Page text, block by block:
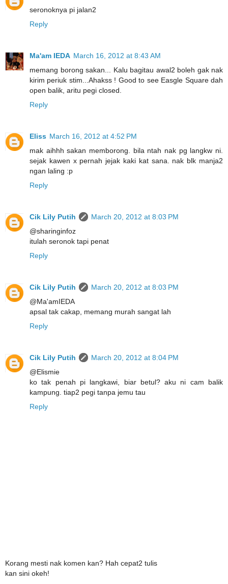
seronoknya pi jalan2
Reply
Ma'am IEDA March 16, 2012 at 8:43 AM
memang borong sakan... Kalu bagitau awal2 boleh gak nak
kirim periuk stim...Ahakss ! Good to see Easgle Square dah
open balik, aritu pegi closed.
Reply
Eliss March 16, 2012 at 4:52 PM
mak aihhh sakan memborong. bila ntah nak pg langkw ni.
sejak kawen x pernah jejak kaki kat sana. nak blk manja2
ngan laling :p
Reply
Cik Lily Putih
March 20, 2012 at 8:03 PM
@sharinginfoz
itulah seronok tapi penat
Reply
Cik Lily Putih
March 20, 2012 at 8:03 PM
@Ma'amIEDA
apsal tak cakap, memang murah sangat lah
Reply
Cik Lily Putih
March 20, 2012 at 8:04 PM
@Elismie
ko tak penah pi langkawi, biar betul? aku ni cam balik
kampung. tiap2 pegi tanpa jemu tau
Reply
Korang mesti nak komen kan? Hah cepat2 tulis
kan sini okeh!